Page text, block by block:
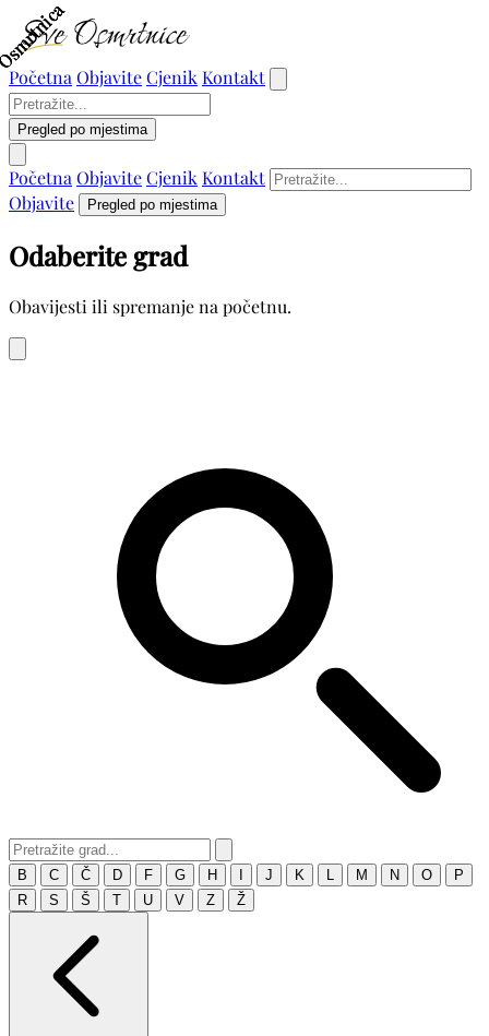
Početna ObjaviteCjenik Kontakt
Pregled po mjestima
Početna ObjaviteCjenik Kontakt
Objavite
Pregled po mjestima
Odaberite grad
Obavijesti ili spremanje na početnu.
B C Č D F G H J K M N O
P
R
S Š T U V Z Ž